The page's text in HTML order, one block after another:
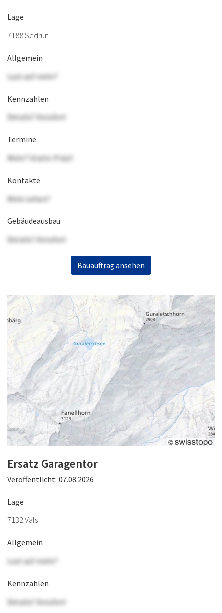
Lage
7188 Sedrun
Allgemein
Lust auf mehr?
Kennzahlen
Details? Anrufen!
Termine
Mehr? Gratis-Präsi!
Kontakte
Mehr sehen?
Gebäudeausbau
Details? Anrufen!
Bauauftrag ansehen
Ersatz Garagentor
Veröffentlicht: 07.08.2026
Lage
7132 Vals
Allgemein
Lust auf mehr?
Kennzahlen
Details? Anrufen!